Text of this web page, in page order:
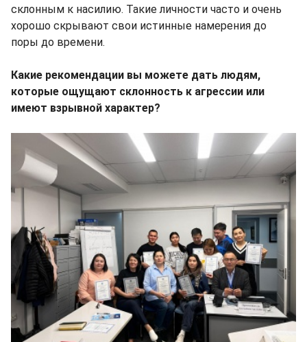
склонным к насилию. Такие личности часто и очень
хорошо скрывают свои истинные намерения до
поры до времени.
Какие рекомендации вы можете дать людям,
которые ощущают склонность к агрессии или
имеют взрывной характер?